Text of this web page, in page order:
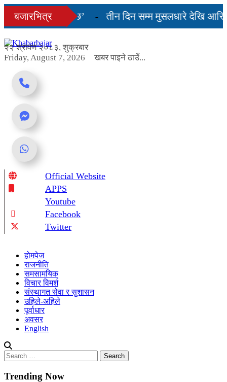
Skip
content
बजारभित्र
दिनमै सहज हुन्छ’
तीन दिन सम्म मुसलधारे देखि
२२ श्रावण २०८३, शुक्रबार
Friday, August 7, 2026
खबर पाइने ठाउँ...
Online News Portal
Official Website
APPS
Youtube
Facebook
Twitter
होमपेज
राजनीति
समसामयिक
विचार विमर्श
संस्थागत सेवा र सुशासन
उहिले-अहिले
पूर्वाधार
अवसर
English
Search
for:
Trending Now